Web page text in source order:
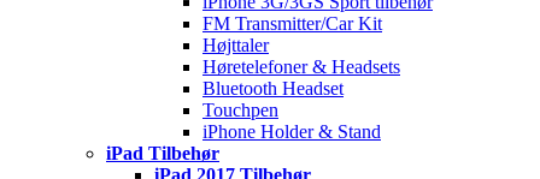
FM Transmitter/Car Kit
Højttaler
Høretelefoner & Headsets
Bluetooth Headset
Touchpen
iPhone Holder & Stand
iPad Tilbehør
iPad 2017 Tilbehør